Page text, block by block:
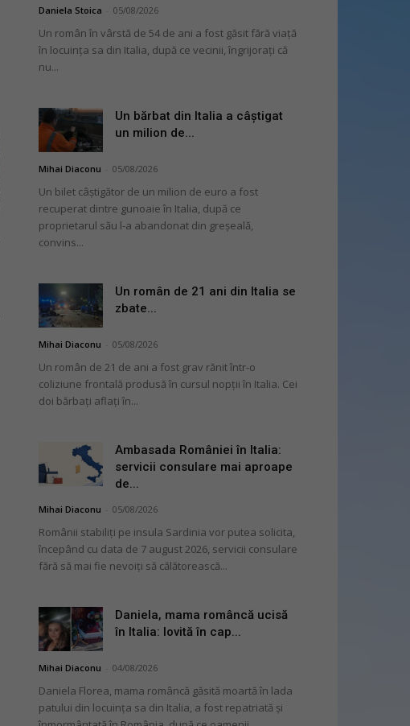
Daniela Stoica 05/08/2026
Un român în vârstă de 54 de ani a fost găsit fără viață
în locuința sa din Italia, după ce vecinii, îngrijorați că
nu...
Un bărbat din Italia a câștigat
un milion de...
Mihai Diaconu 05/08/2026
Un bilet câștigător de un milion de euro a fost
recuperat dintre gunoaie în Italia, după ce
proprietarul său l-a abandonat din greșeală,
convins...
Un român de 21 ani din Italia se
zbate...
Mihai Diaconu 05/08/2026
Un român de 21 de ani a fost grav rănit într-o
coliziune frontală produsă în cursul nopții în Italia. Cei
doi bărbați aflați în...
Ambasada României în Italia:
servicii consulare mai aproape
de...
Mihai Diaconu 05/08/2026
Românii stabiliți pe insula Sardinia vor putea solicita,
începând cu data de 7 august 2026, servicii consulare
fără să mai fie nevoiți să călătorească...
Daniela, mama româncă ucisă
în Italia: lovită în cap...
Mihai Diaconu 04/08/2026
Daniela Florea, mama româncă găsită moartă în lada
patului din locuința sa din Italia, a fost repatriată și